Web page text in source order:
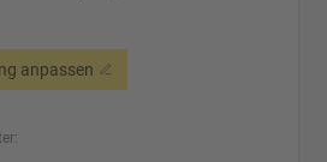
anpassen